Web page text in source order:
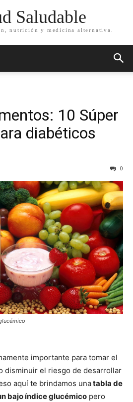
Saludable
nutrición y medicina alternativa.
10 Súper
diabéticos
0
importante para tomar el
disminuir el riesgo de desarrollar
aquí te brindamos unatabla de
bajo índice glucémico pero